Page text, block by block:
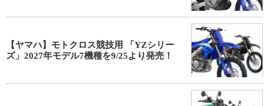
【ヤマハ】モトクロス競技用 「YZシリー
ズ」2027年モデル7機種を9/25より発売！